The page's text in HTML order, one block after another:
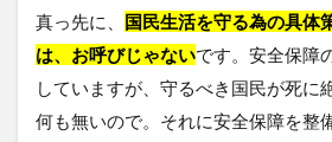
真っ先に、 国民生活を守る為の具体
は、お呼びじゃないです。安全保障
していますが、守るべき国民が死に
何も無いので。それに安全保障を整